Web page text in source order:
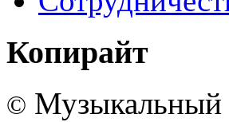
Копирайт
© Музыкальный